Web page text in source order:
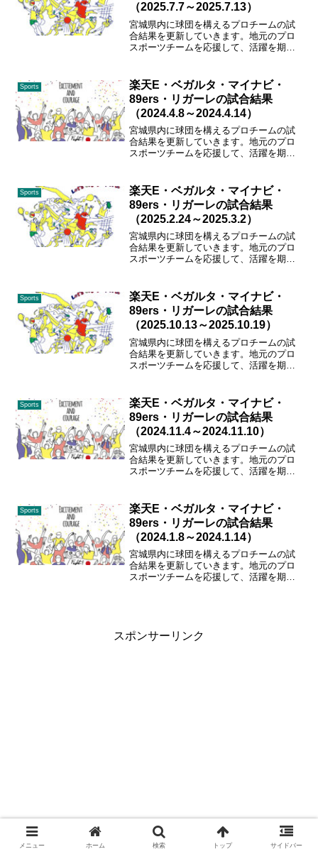
（2025.7.7～2025.7.13）
宮城県内に球団を構えるプロチームの試
合結果を更新していきます。地元のプロ
スポーツチームを応援して、活躍を期待
台！！
Sports
楽天E・ベガルタ・マイナビ・
89ers・リガーレの試合結果
（2024.4.8～2024.4.14）
宮城県内に球団を構えるプロチームの試
合結果を更新していきます。地元のプロ
スポーツチームを応援して、活躍を期待
台！！
Sports
楽天E・ベガルタ・マイナビ・
89ers・リガーレの試合結果
（2025.2.24～2025.3.2）
宮城県内に球団を構えるプロチームの試
合結果を更新していきます。地元のプロ
スポーツチームを応援して、活躍を期待
台！！
Sports
楽天E・ベガルタ・マイナビ・
89ers・リガーレの試合結果
（2025.10.13～2025.10.19）
宮城県内に球団を構えるプロチームの試
合結果を更新していきます。地元のプロ
スポーツチームを応援して、活躍を期待
台！！
Sports
楽天E・ベガルタ・マイナビ・
89ers・リガーレの試合結果
（2024.11.4～2024.11.10）
宮城県内に球団を構えるプロチームの試
合結果を更新していきます。地元のプロ
スポーツチームを応援して、活躍を期待
台！！
Sports
楽天E・ベガルタ・マイナビ・
89ers・リガーレの試合結果
（2024.1.8～2024.1.14）
宮城県内に球団を構えるプロチームの試
合結果を更新していきます。地元のプロ
スポーツチームを応援して、活躍を期待
スポンサーリンク
メニュー ホーム 検索 トップ サイドバー